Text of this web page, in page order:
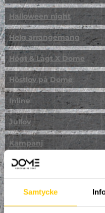
Samtycke
Halloween night
Helg arrangemang
Högt & Lågt X Dome
Höstlov på Dome
Inline
Jullov
Kampanj
Kickbike
Klättring